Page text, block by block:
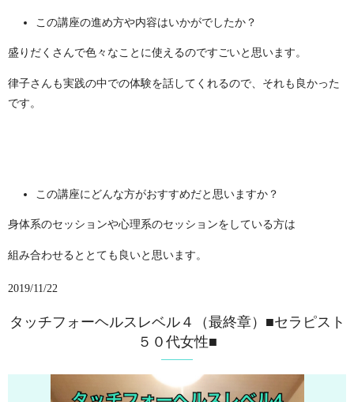
この講座の進め方や内容はいかがでしたか？
盛りだくさんで色々なことに使えるのですごいと思います。
律子さんも実践の中での体験を話してくれるので、それも良かった
です。
この講座にどんな方がおすすめだと思いますか？
身体系のセッションや心理系のセッションをしている方は
組み合わせるととても良いと思います。
2019/11/22
タッチフォーヘルスレベル４（最終章）■セラピスト
５０代女性■